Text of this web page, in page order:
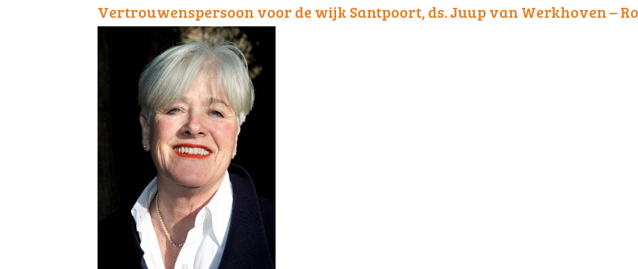
Vertrouwenspersoon voor de wijk Santpoort, ds. Juup van Werkhoven –